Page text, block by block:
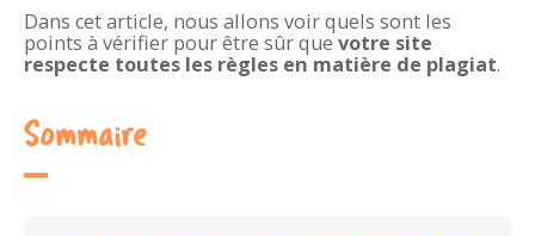
Dans cet article, nous allons voir quels sont les
points à vérifier pour être sûr que votre site
respecte toutes les règles en matière de plagiat.
Sommaire